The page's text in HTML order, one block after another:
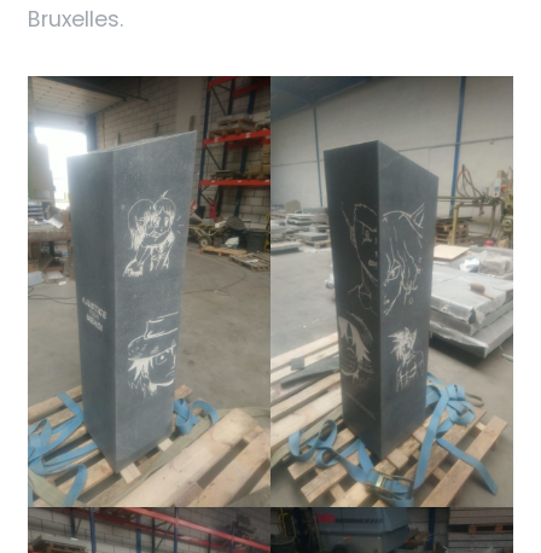
Bruxelles.